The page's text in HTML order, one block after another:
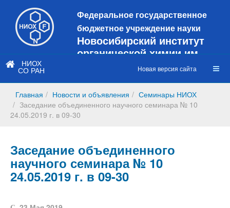
Федеральное государственное
бюджетное учреждение науки
Новосибирский институт
органической химии им.
Н.Н. Ворожцова
сайт
https://web3.nioch.nsc.ru/nioch/
НИОХ
СО РАН Новая версия сайта
Главная Новости и объявления
Семинары НИОХ
Заседание объединенного научного семинара № 10
24.05.2019 г. в 09-30
Заседание объединенного
научного семинара № 10
24.05.2019 г. в 09-30